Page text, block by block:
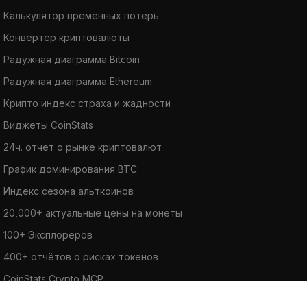
Калькулятор временных потерь
Конвертер криптовалюты
Радужная диаграмма Bitcoin
Радужная диаграмма Ethereum
Крипто индекс страха и жадности
Виджеты CoinStats
24ч. отчет о рынке криптовалют
График доминирования BTC
Индекс сезона альткоинов
20,000+ актуальные цены на монеты
100+ Эксплореров
400+ отчётов о рисках токенов
CoinStats Crypto MCP